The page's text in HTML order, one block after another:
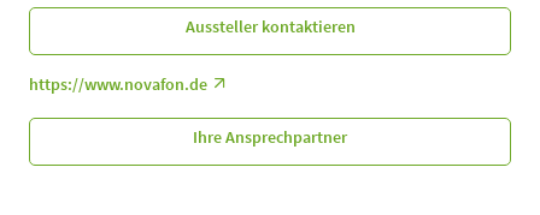
Aussteller kontaktieren
https://www.novafon.de
Ihre Ansprechpartner